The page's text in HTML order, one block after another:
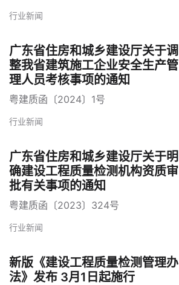
行业新闻
广东省住房和城乡建设厅关于调
整我省建筑施工企业安全生产管
理人员考核事项的通知
粤建质函〔2024〕1号
行业新闻
广东省住房和城乡建设厅关于明
确建设工程质量检测机构资质审
批有关事项的通知
粤建质函〔2023〕324号
行业新闻
新版《建设工程质量检测管理办
法》发布 3月1日起施行